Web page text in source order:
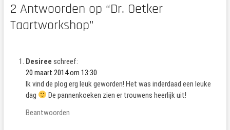
2 Antwoorden op “Dr. Oetker
Taartworkshop”
Desiree schreef:
20 maart 2014 om 13:30
Ik vind de plog erg leuk geworden! Het was inderdaad een leuke
dag
De pannenkoeken zien er trouwens heerlijk uit!
Beantwoorden